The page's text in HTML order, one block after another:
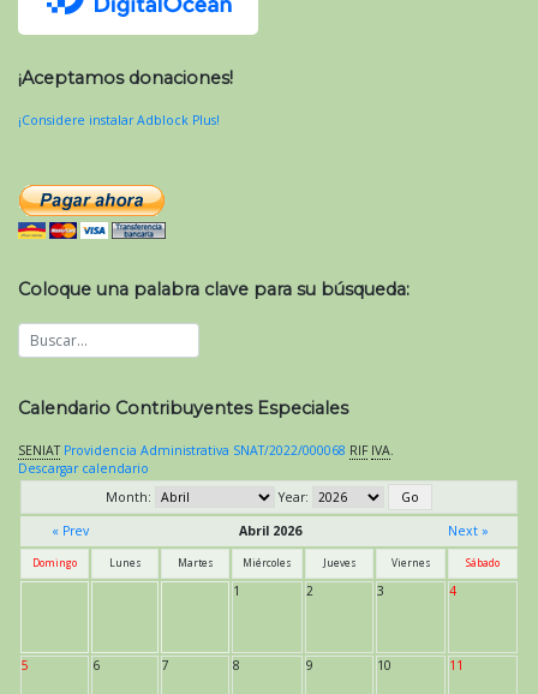
¡Aceptamos donaciones!
¡Considere instalar Adblock Plus!
Coloque una palabra clave para su búsqueda:
Calendario Contribuyentes Especiales
SENIAT Providencia Administrativa SNAT/2022/000068 RIF IVA.
Descargar calendario
Month:
Year:
« Prev
Abril 2026 Next »
Domingo Lunes Martes Miércoles Jueves Viernes Sábado
1 2 3 4
5 6 7 8 9 10 11